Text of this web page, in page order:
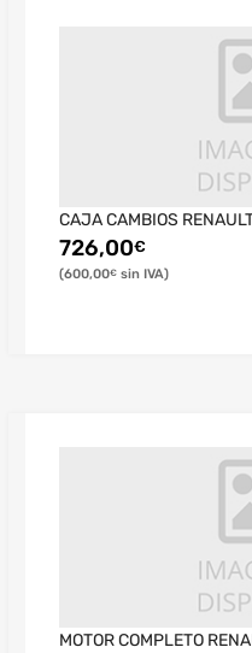
CAJA CAMBIOS
726,00€
600,00€
MOTOR COMPLETO